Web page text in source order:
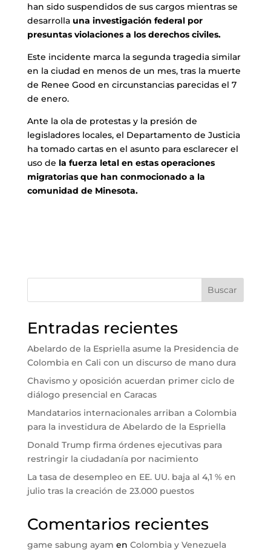
han sido suspendidos de sus cargos mientras se
desarrollauna investigación federal por
presuntas violaciones a los derechos civiles.
Este incidente marca la segunda tragedia similar
en la ciudad en menos de un mes, tras la muerte
de Renee Good en circunstancias parecidas el 7
de enero.
Ante la ola de protestas y la presión de
legisladores locales, el Departamento de Justicia
ha tomado cartas en el asunto para esclarecer el
uso de la fuerza letal en estas operaciones
migratorias que han conmocionado a la
comunidad de Minesota.
Buscar
Entradas recientes
Abelardo de la Espriella asume la Presidencia de
Colombia en Cali con un discurso de mano dura
Chavismo y oposición acuerdan primer ciclo de
diálogo presencial en Caracas
Mandatarios internacionales arriban a Colombia
para la investidura de Abelardo de la Espriella
Donald Trump firma órdenes ejecutivas para
restringir la ciudadanía por nacimiento
La tasa de desempleo en EE. UU. baja al 4,1 % en
julio tras la creación de 23.000 puestos
Comentarios recientes
game sabung ayam en Colombia y Venezuela